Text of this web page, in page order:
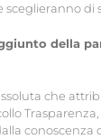
di
della
che
conoscenza